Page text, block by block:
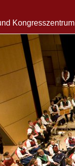
Kongresszentrum